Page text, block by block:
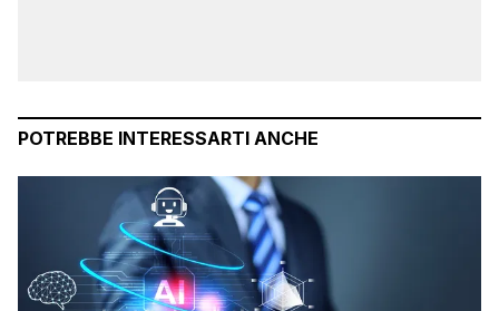
POTREBBE INTERESSARTI ANCHE